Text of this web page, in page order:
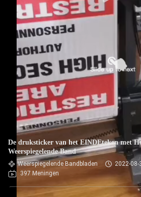
De druksticker van het EINDEteken met
Weerspiegelende Band
Weerspiegelende Bandbladen
2022-08-
397 Meningen